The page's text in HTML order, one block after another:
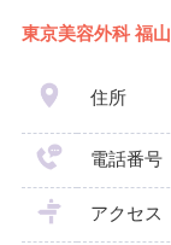
東京美容外科 福
住所
電話番号
アクセス